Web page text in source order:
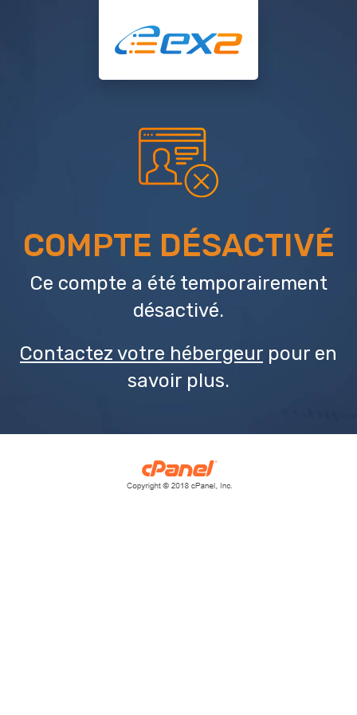
COMPTE DÉSACTIVÉ
Ce compte a été temporairement
désactivé.
Contactez votre hébergeur pour en
savoir plus.